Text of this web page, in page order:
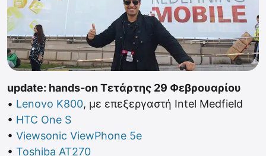
update: hands-on Τετάρτης 29 Φεβρουαρίου
• Lenovo K800, με επεξεργαστή Intel Medfield
• HTC One S
• Viewsonic ViewPhone 5e
• Toshiba AT270